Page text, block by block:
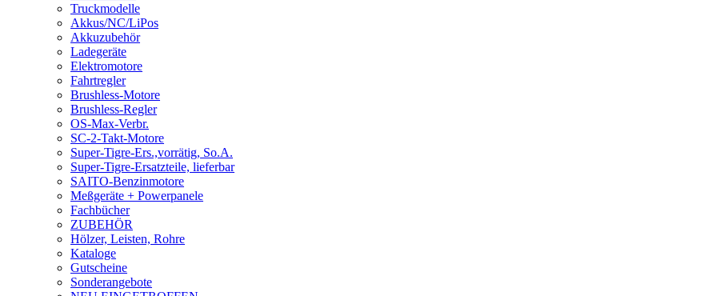
Truckmodelle
Akkus/NC/LiPos
Akkuzubehör
Ladegeräte
Elektromotore
Fahrtregler
Brushless-Motore
Brushless-Regler
OS-Max-Verbr.
SC-2-Takt-Motore
Super-Tigre-Ers.,vorrätig, So.A.
Super-Tigre-Ersatzteile, lieferbar
SAITO-Benzinmotore
Meßgeräte + Powerpanele
Fachbücher
ZUBEHÖR
Hölzer, Leisten, Rohre
Kataloge
Gutscheine
Sonderangebote